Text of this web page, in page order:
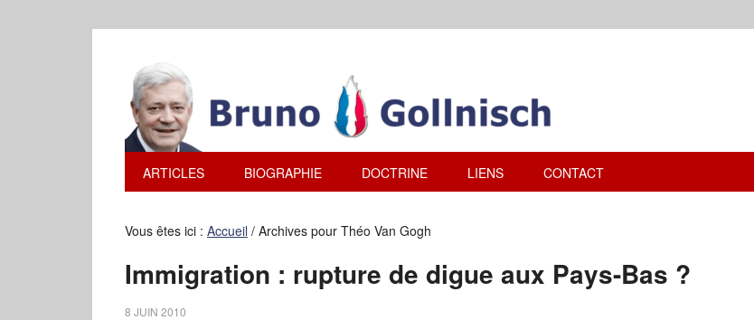
ARTICLES BIOGRAPHIE DOCTRINE LIENS CONTACT
Vous êtes ici : Accueil / Archives pour Théo Van Gogh
Immigration : rupture de digue aux Pays-Bas ?
8 JUIN 2010